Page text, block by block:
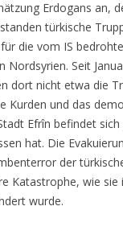
Erdogans an,
türkische
die vom IS
Nordsyrien. Seit
dort nicht etwa die
Kurden und das
Efrîn befindet
hat. Die
der
Katastrophe, wie
wurde.